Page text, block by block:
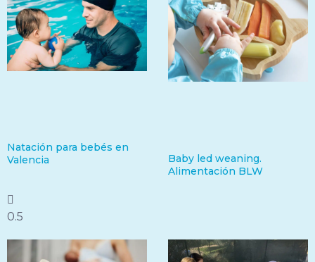
Natación para bebés en
Valencia
Baby led weaning.
Alimentación BLW